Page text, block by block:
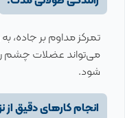
تمرکز مداوم بر جاده،
می‌تواند عضلات چشم
شود.
انجام کارهای دقیق از